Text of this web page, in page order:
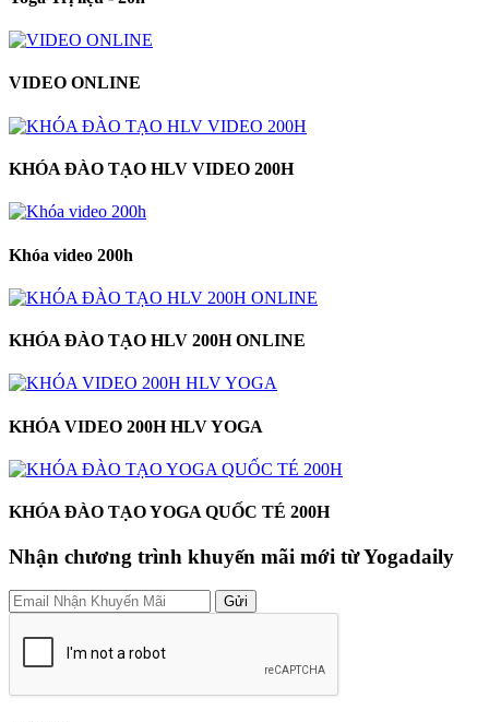
VIDEO ONLINE
KHÓA ĐÀO TẠO HLV VIDEO 200H
Khóa video 200h
KHÓA ĐÀO TẠO HLV 200H ONLINE
KHÓA VIDEO 200H HLV YOGA
KHÓA ĐÀO TẠO YOGA QUỐC TÉ 200H
Nhận chương trình khuyến mãi mới từ Yogadaily
Gửi